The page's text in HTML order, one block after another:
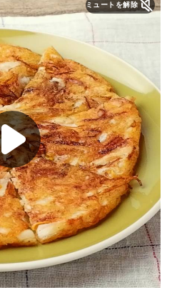
ミュートを解除